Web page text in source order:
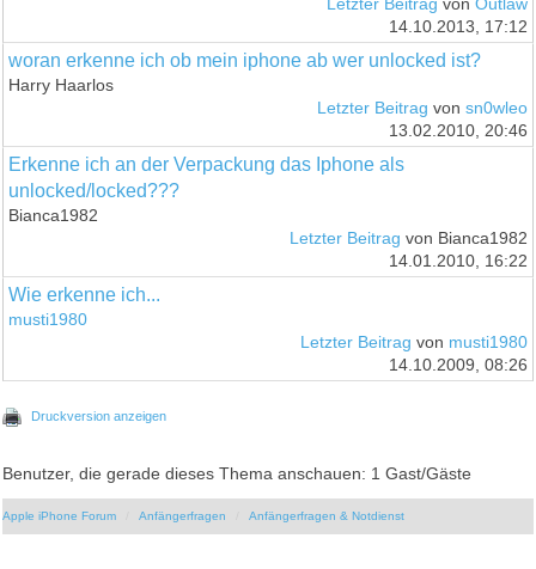
Letzter Beitrag von Outlaw
14.10.2013, 17:12
woran erkenne ich ob mein iphone ab wer unlocked ist?
Harry Haarlos
Letzter Beitrag von sn0wleo
13.02.2010, 20:46
Erkenne ich an der Verpackung das Iphone als
unlocked/locked???
Bianca1982
Letzter Beitrag von Bianca1982
14.01.2010, 16:22
Wie erkenne ich...
musti1980
Letzter Beitrag von musti1980
14.10.2009, 08:26
Druckversion anzeigen
Benutzer, die gerade dieses Thema anschauen: 1 Gast/Gäste
Apple iPhone Forum Anfängerfragen Anfängerfragen & Notdienst